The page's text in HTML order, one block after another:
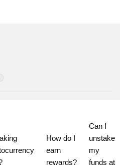
How do I
earn
rewards?
Can I
unstake
my
funds at